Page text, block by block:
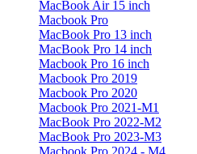
MacBook Air 15 inch
Macbook Pro
MacBook Pro 13 inch
MacBook Pro 14 inch
Macbook Pro 16 inch
Macbook Pro 2019
Macbook Pro 2020
Macbook Pro 2021-M1
MacBook Pro 2022-M2
MacBook Pro 2023-M3
Macbook Pro 2024 - M4